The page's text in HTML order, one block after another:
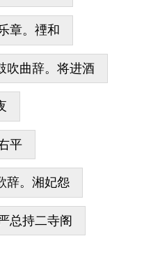
章。禋和
吹曲辞。将进酒
平
辞。湘妃怨
总持二寺阁